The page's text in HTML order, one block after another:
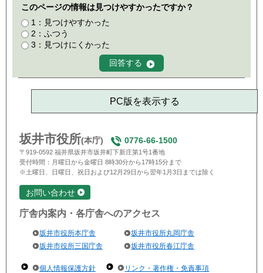
このページの情報は見つけやすかったですか？
1：見つけやすかった
2：ふつう
3：見つけにくかった
PC版を表示する
坂井市役所(本庁) 0776-66-1500
〒919-0592 福井県坂井市坂井町下新庄第1号1番地
受付時間：月曜日から金曜日 8時30分から17時15分まで
※土曜日、日曜日、祝日および12月29日から翌年1月3日までは除く
お問い合わせ
庁舎内案内・各庁舎へのアクセス
坂井市役所本庁舎
坂井市役所丸岡庁舎
坂井市役所三国庁舎
坂井市役所春江庁舎
個人情報保護方針
リンク・著作権・免責事項